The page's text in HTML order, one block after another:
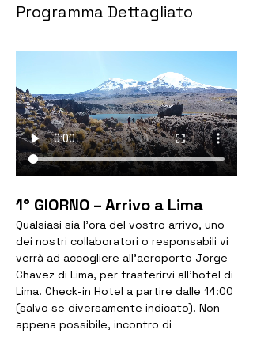
Programma Dettagliato
1° GIORNO – Arrivo a Lima
Qualsiasi sia l’ora del vostro arrivo, uno
dei nostri collaboratori o responsabili vi
verrà ad accogliere all’aeroporto Jorge
Chavez di Lima, per trasferirvi all’hotel di
Lima. Check-in Hotel a partire dalle 14:00
(salvo se diversamente indicato). Non
appena possibile, incontro di